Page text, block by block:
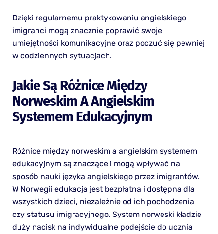
Dzięki regularnemu praktykowaniu angielskiego
imigranci mogą znacznie poprawić swoje
umiejętności komunikacyjne oraz poczuć się pewniej
w codziennych sytuacjach.
Jakie Są Różnice Między
Norweskim A Angielskim
Systemem Edukacyjnym
Różnice między norweskim a angielskim systemem
edukacyjnym są znaczące i mogą wpływać na
sposób nauki języka angielskiego przez imigrantów.
W Norwegii edukacja jest bezpłatna i dostępna dla
wszystkich dzieci, niezależnie od ich pochodzenia
czy statusu imigracyjnego. System norweski kładzie
duży nacisk na indywidualne podejście do ucznia